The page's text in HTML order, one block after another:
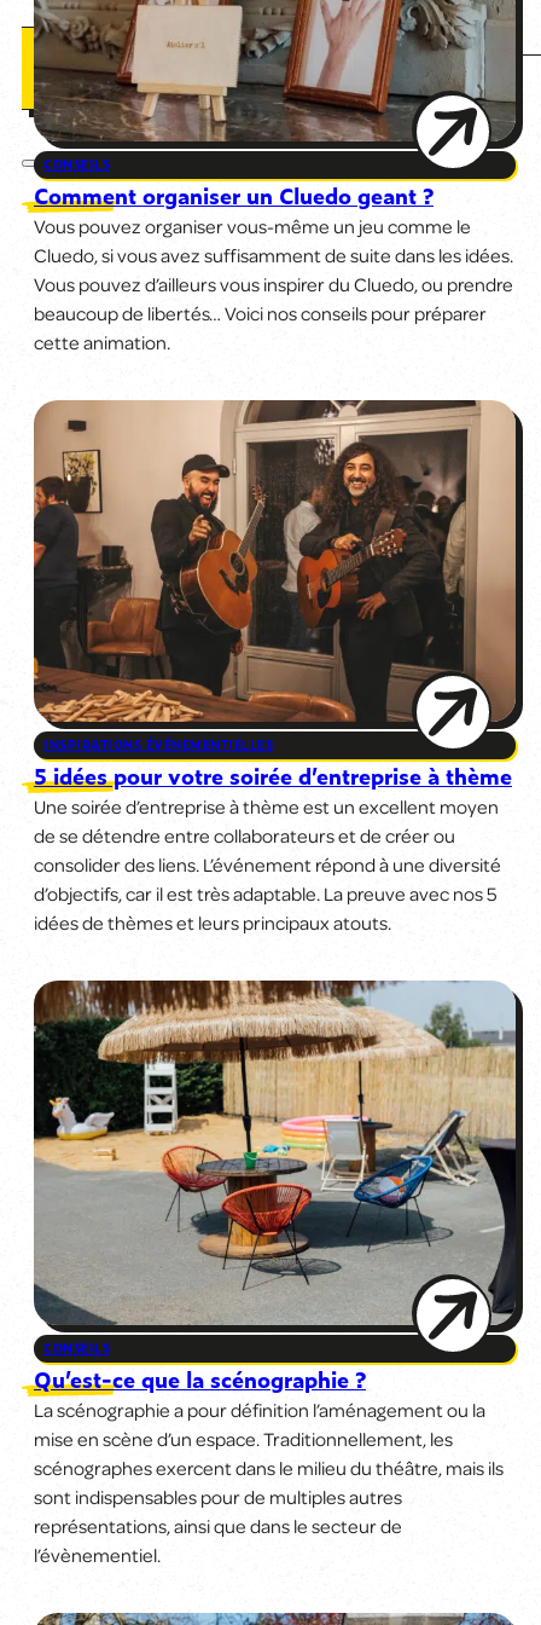
Blog
Contact
CONSEILS
Comment organiser un Cluedo geant ?
Vous pouvez organiser vous-même un jeu comme le
Cluedo, si vous avez suffisamment de suite dans les idées.
Vous pouvez d’ailleurs vous inspirer du Cluedo, ou prendre
beaucoup de libertés… Voici nos conseils pour préparer
cette animation.
INSPIRATIONS ÉVÉNEMENTIELLES
5 idées pour votre soirée d’entreprise à thème
Une soirée d’entreprise à thème est un excellent moyen
de se détendre entre collaborateurs et de créer ou
consolider des liens. L’événement répond à une diversité
d’objectifs, car il est très adaptable. La preuve avec nos 5
idées de thèmes et leurs principaux atouts.
CONSEILS
Qu’est-ce que la scénographie ?
La scénographie a pour définition l’aménagement ou la
mise en scène d’un espace. Traditionnellement, les
scénographes exercent dans le milieu du théâtre, mais ils
sont indispensables pour de multiples autres
représentations, ainsi que dans le secteur de
l’évènementiel.